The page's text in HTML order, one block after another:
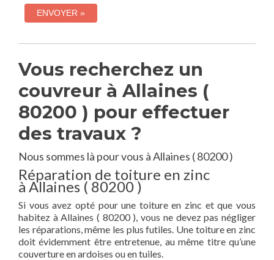
Vous recherchez un
couvreur à Allaines (
80200 ) pour effectuer
des travaux ?
Nous sommes là pour vous à Allaines ( 80200 )
Réparation de toiture en zinc
à Allaines ( 80200 )
Si vous avez opté pour une toiture en zinc et que vous
habitez à Allaines ( 80200 ), vous ne devez pas négliger
les réparations, même les plus futiles. Une toiture en zinc
doit évidemment être entretenue, au même titre qu’une
couverture en ardoises ou en tuiles.